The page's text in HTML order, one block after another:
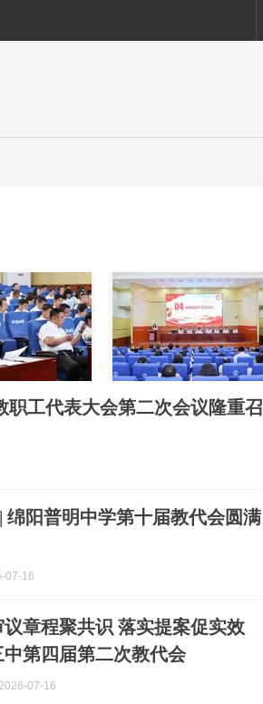
工代表大会第二次会议隆重召
绵阳普明中学第十届教代会圆满
07-16
议章程聚共识 落实提案促实效
第四届第二次教代会
07-16